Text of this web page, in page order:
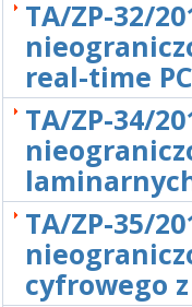
TA/ZP-
real-time
TA/ZP-
TA/ZP-
cyfrowego